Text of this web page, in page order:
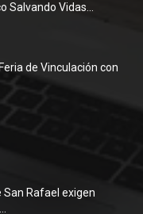
Salvando Vidas...
de Vinculación con
San Rafael exigen